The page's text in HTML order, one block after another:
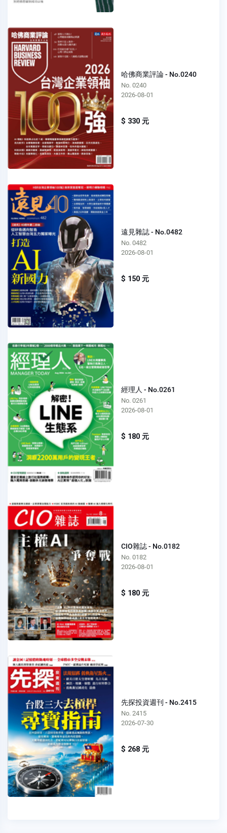
哈佛商業評論 - No.0240
No. 0240
2026-08-01
$ 330 元
遠見雜誌 - No.0482
No. 0482
2026-08-01
$ 150 元
經理人 - No.0261
No. 0261
2026-08-01
$ 180 元
CIO雜誌 - No.0182
No. 0182
2026-08-01
$ 180 元
先探投資週刊 - No.2415
No. 2415
2026-07-30
$ 268 元